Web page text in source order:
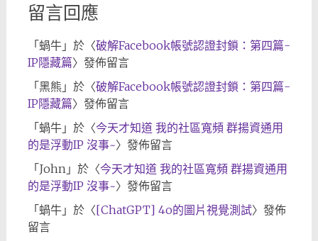
留言回應
「 蝸牛」於〈破解Facebook帳號認證封鎖：第四篇-
IP隱藏篇〉發佈留言
「 黑熊 」於〈破解Facebook帳號認證封鎖：第四篇-
IP隱藏篇〉發佈留言
「 蝸牛」於〈今天才知道 我的社區寬頻 群揚資通用
的是浮動IP 沒事~〉發佈留言
「 John」於〈今天才知道 我的社區寬頻 群揚資通用
的是浮動IP 沒事~〉發佈留言
「 蝸牛」於〈[ChatGPT] 4o的圖片視覺測試〉發佈
留言